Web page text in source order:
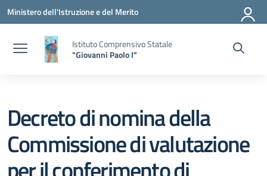
Vai ai contenuti
Vai al menu di navigazione
Vai al footer
Ministero dell'Istruzione e del Merito
Istituto Comprensivo Statale
"Giovanni Paolo I"
Decreto di nomina della
Commissione di valutazione